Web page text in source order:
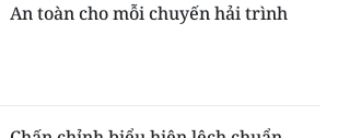
An toàn cho mỗi chuyến hải trình